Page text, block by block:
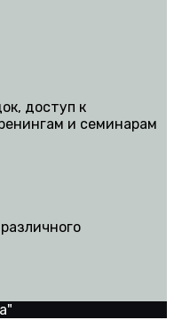
доступ к
и семинарам